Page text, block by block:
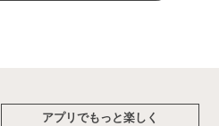
アプリでもっと楽しく